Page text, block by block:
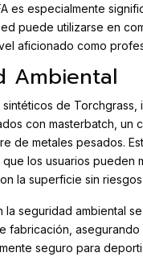
es especialmente
puede utilizarse en
aficionado como
Ambiental
de Torchgrass,
con masterbatch, un
de metales pesados.
los usuarios pueden
la superficie sin riesgos
la seguridad ambiental
fabricación,
seguro para